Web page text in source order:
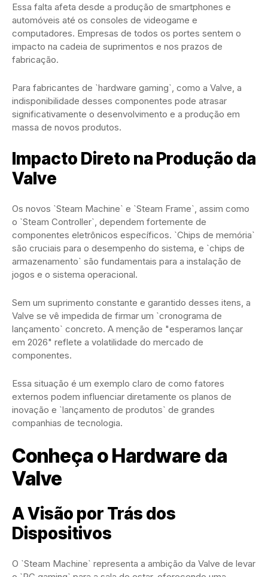
Essa falta afeta desde a produção de smartphones e
automóveis até os consoles de videogame e
computadores. Empresas de todos os portes sentem o
impacto na cadeia de suprimentos e nos prazos de
fabricação.
Para fabricantes de `hardware gaming`, como a Valve, a
indisponibilidade desses componentes pode atrasar
significativamente o desenvolvimento e a produção em
massa de novos produtos.
Impacto Direto na Produção da
Valve
Os novos `Steam Machine` e `Steam Frame`, assim como
o `Steam Controller`, dependem fortemente de
componentes eletrônicos específicos. `Chips de memória`
são cruciais para o desempenho do sistema, e `chips de
armazenamento` são fundamentais para a instalação de
jogos e o sistema operacional.
Sem um suprimento constante e garantido desses itens, a
Valve se vê impedida de firmar um `cronograma de
lançamento` concreto. A menção de "esperamos lançar
em 2026" reflete a volatilidade do mercado de
componentes.
Essa situação é um exemplo claro de como fatores
externos podem influenciar diretamente os planos de
inovação e `lançamento de produtos` de grandes
companhias de tecnologia.
Conheça o Hardware da
Valve
A Visão por Trás dos
Dispositivos
O `Steam Machine` representa a ambição da Valve de levar